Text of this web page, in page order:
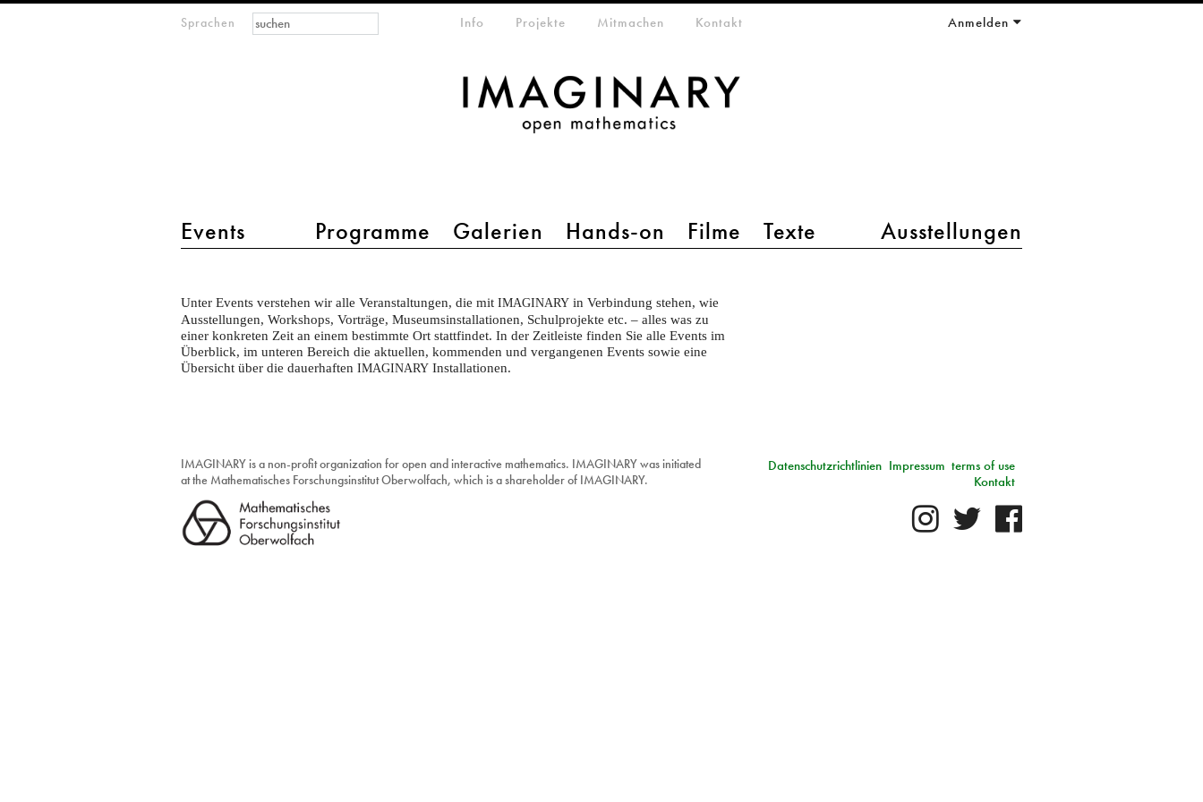
Sprachen
Hauptmenü 2
Events Programme Galerien Hands-on Filme Texte Ausstellungen
Info Projekte Mitmachen Kontakt Anmelden
Suchformular
Suche
about
text
Unter Events verstehen wir alle Veranstaltungen, die mit IMAGINARY in Verbindung stehen, wie
Ausstellungen, Workshops, Vorträge, Museumsinstallationen, Schulprojekte etc. – alles was zu
einer konkreten Zeit an einem bestimmte Ort stattfindet. In der Zeitleiste finden Sie alle Events im
Überblick, im unteren Bereich die aktuellen, kommenden und vergangenen Events sowie eine
Übersicht über die dauerhaften IMAGINARY Installationen.
IMAGINARY is a non-profit organization for open and interactive mathematics. IMAGINARY was initiated
at the Mathematisches Forschungsinstitut Oberwolfach, which is a shareholder of IMAGINARY.
terms of use
Impressum
Datenschutzrichtlinien
Kontakt